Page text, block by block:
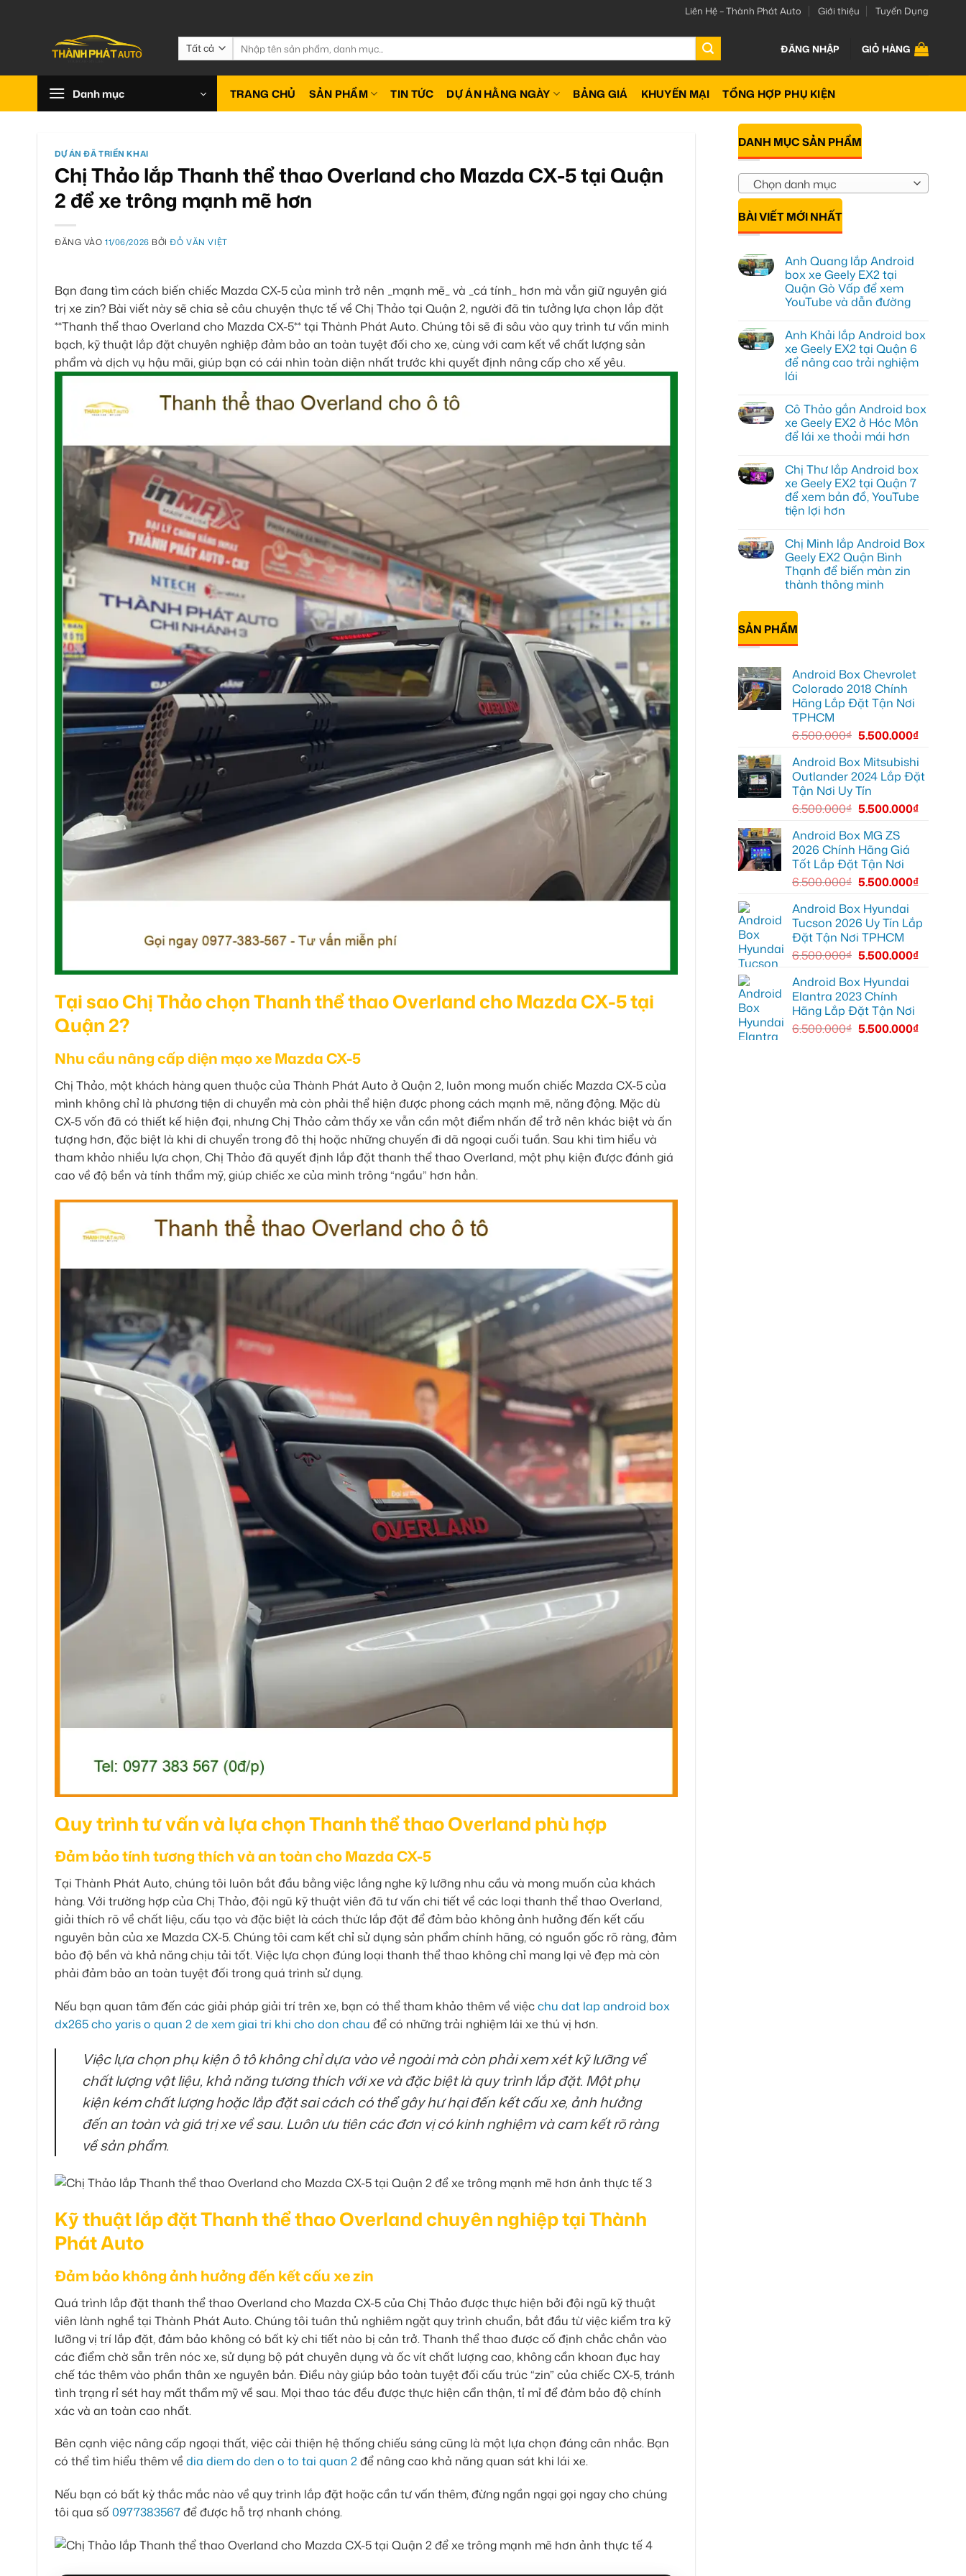
Liên Hệ – Thành Phát Auto Giới thiệu Tuyển Dụng
Tìm
kiếm:
ĐĂNG NHẬP GIỎ HÀNG
Danh mục TRANG CHỦ SẢN PHẨM TIN TỨC DỰ ÁN HẰNG NGÀY BẢNG GIÁ KHUYẾN MẠI TỔNG HỢP PHỤ KIỆN
DỰ ÁN ĐÃ TRIỂN KHAI
Chị Thảo lắp Thanh thể thao Overland cho Mazda CX-5 tại Quận
2 để xe trông mạnh mẽ hơn
ĐĂNG VÀO11/06/2026 BỞIĐỖ VĂN VIỆT
Bạn đang tìm cách biến chiếc Mazda CX-5 của mình trở nên _mạnh mẽ_ và _cá tính_ hơn mà vẫn giữ nguyên giá
trị xe zin? Bài viết này sẽ chia sẻ câu chuyện thực tế về Chị Thảo tại Quận 2, người đã tin tưởng lựa chọn lắp đặt
**Thanh thể thao Overland cho Mazda CX-5** tại Thành Phát Auto. Chúng tôi sẽ đi sâu vào quy trình tư vấn minh
bạch, kỹ thuật lắp đặt chuyên nghiệp đảm bảo an toàn tuyệt đối cho xe, cùng với cam kết về chất lượng sản
phẩm và dịch vụ hậu mãi, giúp bạn có cái nhìn toàn diện nhất trước khi quyết định nâng cấp cho xế yêu.
Tại sao Chị Thảo chọn Thanh thể thao Overland cho Mazda CX-5 tại
Quận 2?
Nhu cầu nâng cấp diện mạo xe Mazda CX-5
Chị Thảo, một khách hàng quen thuộc của Thành Phát Auto ở Quận 2, luôn mong muốn chiếc Mazda CX-5 của
mình không chỉ là phương tiện di chuyển mà còn phải thể hiện được phong cách mạnh mẽ, năng động. Mặc dù
CX-5 vốn đã có thiết kế hiện đại, nhưng Chị Thảo cảm thấy xe vẫn cần một điểm nhấn để trở nên khác biệt và ấn
tượng hơn, đặc biệt là khi di chuyển trong đô thị hoặc những chuyến đi dã ngoại cuối tuần. Sau khi tìm hiểu và
tham khảo nhiều lựa chọn, Chị Thảo đã quyết định lắp đặt thanh thể thao Overland, một phụ kiện được đánh giá
cao về độ bền và tính thẩm mỹ, giúp chiếc xe của mình trông “ngầu” hơn hẳn.
Quy trình tư vấn và lựa chọn Thanh thể thao Overland phù hợp
Đảm bảo tính tương thích và an toàn cho Mazda CX-5
Tại Thành Phát Auto, chúng tôi luôn bắt đầu bằng việc lắng nghe kỹ lưỡng nhu cầu và mong muốn của khách
hàng. Với trường hợp của Chị Thảo, đội ngũ kỹ thuật viên đã tư vấn chi tiết về các loại thanh thể thao Overland,
giải thích rõ về chất liệu, cấu tạo và đặc biệt là cách thức lắp đặt để đảm bảo không ảnh hưởng đến kết cấu
nguyên bản của xe Mazda CX-5. Chúng tôi cam kết chỉ sử dụng sản phẩm chính hãng, có nguồn gốc rõ ràng, đảm
bảo độ bền và khả năng chịu tải tốt. Việc lựa chọn đúng loại thanh thể thao không chỉ mang lại vẻ đẹp mà còn
phải đảm bảo an toàn tuyệt đối trong quá trình sử dụng.
Nếu bạn quan tâm đến các giải pháp giải trí trên xe, bạn có thể tham khảo thêm về việcchu dat lap android box
dx265 cho yaris o quan 2 de xem giai tri khi cho don chau để có những trải nghiệm lái xe thú vị hơn.
Việc lựa chọn phụ kiện ô tô không chỉ dựa vào vẻ ngoài mà còn phải xem xét kỹ lưỡng về
chất lượng vật liệu, khả năng tương thích với xe và đặc biệt là quy trình lắp đặt. Một phụ
kiện kém chất lượng hoặc lắp đặt sai cách có thể gây hư hại đến kết cấu xe, ảnh hưởng
đến an toàn và giá trị xe về sau. Luôn ưu tiên các đơn vị có kinh nghiệm và cam kết rõ ràng
về sản phẩm.
Kỹ thuật lắp đặt Thanh thể thao Overland chuyên nghiệp tại Thành
Phát Auto
Đảm bảo không ảnh hưởng đến kết cấu xe zin
Quá trình lắp đặt thanh thể thao Overland cho Mazda CX-5 của Chị Thảo được thực hiện bởi đội ngũ kỹ thuật
viên lành nghề tại Thành Phát Auto. Chúng tôi tuân thủ nghiêm ngặt quy trình chuẩn, bắt đầu từ việc kiểm tra kỹ
lưỡng vị trí lắp đặt, đảm bảo không có bất kỳ chi tiết nào bị cản trở. Thanh thể thao được cố định chắc chắn vào
các điểm chờ sẵn trên nóc xe, sử dụng bộ pát chuyên dụng và ốc vít chất lượng cao, không cần khoan đục hay
chế tác thêm vào phần thân xe nguyên bản. Điều này giúp bảo toàn tuyệt đối cấu trúc “zin” của chiếc CX-5, tránh
tình trạng rỉ sét hay mất thẩm mỹ về sau. Mọi thao tác đều được thực hiện cẩn thận, tỉ mỉ để đảm bảo độ chính
xác và an toàn cao nhất.
Bên cạnh việc nâng cấp ngoại thất, việc cải thiện hệ thống chiếu sáng cũng là một lựa chọn đáng cân nhắc. Bạn
có thể tìm hiểu thêm về dia diem do den o to tai quan 2để nâng cao khả năng quan sát khi lái xe.
Nếu bạn có bất kỳ thắc mắc nào về quy trình lắp đặt hoặc cần tư vấn thêm, đừng ngần ngại gọi ngay cho chúng
tôi qua số 0977383567để được hỗ trợ nhanh chóng.
DANH MỤC SẢN PHẨM
Chọn danh mục
BÀI VIẾT MỚI NHẤT
Anh Quang lắp Android
box xe Geely EX2 tại
Quận Gò Vấp để xem
YouTube và dẫn đường
bình
luận
ở
Anh
Quang
lắp
xe
Geely
EX2
tại
Vấp
để
xem
YouTube
và
dẫn
Anh Khải lắp Android box
xe Geely EX2 tại Quận 6
để nâng cao trải nghiệm
lái
bình
luận
ở
Anh
Android
box
xe
Geely
EX2
tại
để
nâng
cao
trải
nghiệm
lái
Cô Thảo gắn Android box
xe Geely EX2 ở Hóc Môn
để lái xe thoải mái hơn
bình
luận
ở
Cô
Thảo
gắn
xe
Geely
EX2
Hóc
Môn
lái
thoải
hơn
Chị Thư lắp Android box
xe Geely EX2 tại Quận 7
để xem bản đồ, YouTube
tiện lợi hơn
bình
luận
ở
Chị
Thư
lắp
box
Geely
EX2
tại
xem
bản
đồ,
YouTube
tiện
hơn
Chị Minh lắp Android Box
Geely EX2 Quận Bình
Thạnh để biến màn zin
thành thông minh
có
luận
ở
Chị
Android
Box
Geely
EX2
Quận
Bình
Thạnh
để
màn
zin
thành
thông
minh
SẢN PHẨM
Android Box Chevrolet
Colorado 2018 Chính
Hãng Lắp Đặt Tận Nơi
TPHCM
6.500.000₫ 5.500.000₫
Android Box Mitsubishi
Outlander 2024 Lắp Đặt
Tận Nơi Uy Tín
6.500.000₫ 5.500.000₫
Android Box MG ZS
2026 Chính Hãng Giá
Tốt Lắp Đặt Tận Nơi
6.500.000₫ 5.500.000₫
Android Box Hyundai
Tucson 2026 Uy Tín Lắp
Đặt Tận Nơi TPHCM
6.500.000₫ 5.500.000₫
Android Box Hyundai
Elantra 2023 Chính
Hãng Lắp Đặt Tận Nơi
6.500.000₫ 5.500.000₫